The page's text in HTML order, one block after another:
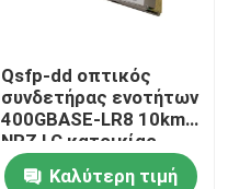
Qsfp-dd οπτικός
συνδετήρας ενοτήτων
400GBASE-LR8 10km
NRZ LC κατοικίας
400G
Καλύτερη τιμή